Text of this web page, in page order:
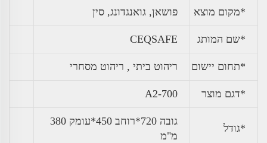
*מקום מוצא פושאן, גואנגדונג, סין
*שם המותג CEQSAFE
*תחום יישום ריהוט ביתי , ריהוט מסחרי
*דגם מוצר A2-700
*גודל
גובה 720*רוחב 450*עומק 380
מ"מ